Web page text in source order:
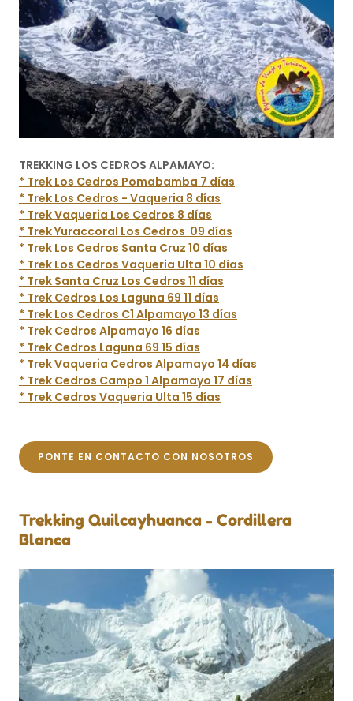
TREKKING LOS CEDROS ALPAMAYO:
* Trek Los Cedros Pomabamba 7 días
* Trek Los Cedros - Vaqueria 8 días
* Trek Vaqueria Los Cedros 8 días
* Trek Yuraccoral Los Cedros 09 días
* Trek Los Cedros Santa Cruz 10 días
* Trek Los Cedros Vaqueria Ulta 10 días
* Trek Santa Cruz Los Cedros 11 días
* Trek Cedros Los Laguna 69 11 días
* Trek Los Cedros C1 Alpamayo 13 días
* Trek Cedros Alpamayo 16 días
* Trek Cedros Laguna 69 15 días
* Trek Vaqueria Cedros Alpamayo 14 días
* Trek Cedros Campo 1 Alpamayo 17 días
* Trek Cedros Vaqueria Ulta 15 días
PONTE EN CONTACTO CON NOSOTROS
Trekking Quilcayhuanca - Cordillera
Blanca